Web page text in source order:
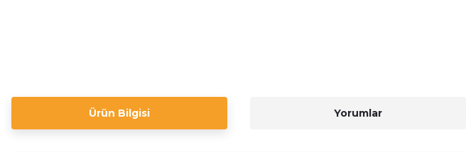
Ürün Bilgisi Yorumlar